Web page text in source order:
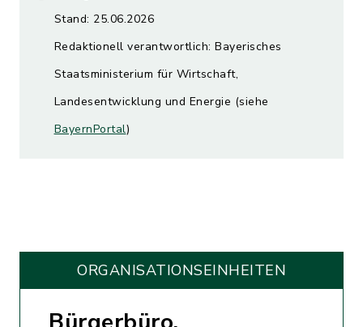
Stand: 25.06.2026
Redaktionell verantwortlich: Bayerisches
Staatsministerium für Wirtschaft,
Landesentwicklung und Energie (siehe
BayernPortal)
ORGANISATIONS­EINHEITEN